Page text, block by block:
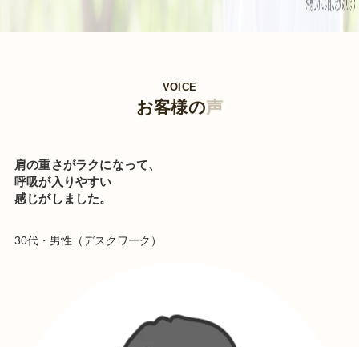
VOICE
お客様の声
肩の重さがラクになって、
呼吸が入りやすい
感じがしました。
30代・男性（デスクワーク）